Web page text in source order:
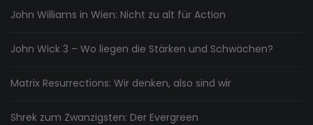
John Williams in Wien: Nicht zu alt für Action
John Wick 3 – Wo liegen die Stärken und Schwächen?
Matrix Resurrections: Wir denken, also sind wir
Shrek zum Zwanzigsten: Der Evergreen